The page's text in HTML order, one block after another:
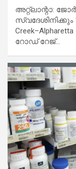
അറ്റ്ലാന്റാ:
റോഡ് റേജ്…